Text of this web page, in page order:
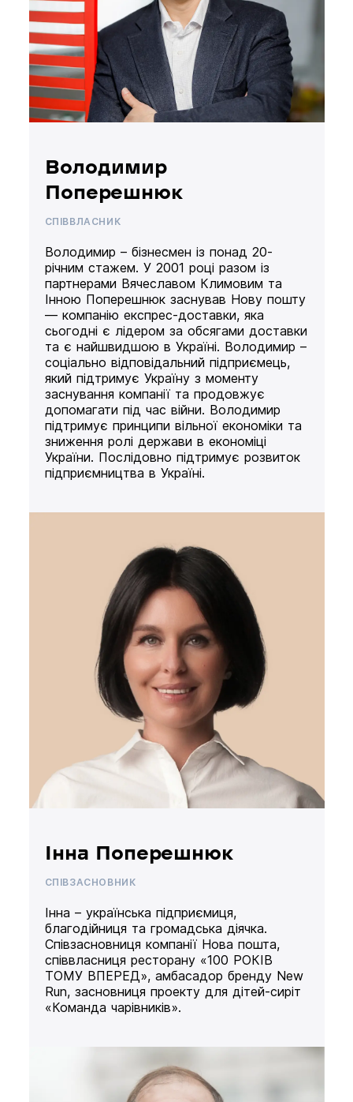
Володимир
Поперешнюк
СПІВВЛАСНИК
Володимир – бізнесмен із понад 20-
річним стажем. У 2001 році разом із
партнерами Вячеславом Климовим та
Інною Поперешнюк заснував Нову пошту
— компанію експрес-доставки, яка
сьогодні є лідером за обсягами доставки
та є найшвидшою в Україні. Володимир –
соціально відповідальний підприємець,
який підтримує Україну з моменту
заснування компанії та продовжує
допомагати під час війни. Володимир
підтримує принципи вільної економіки та
зниження ролі держави в економіці
України. Послідовно підтримує розвиток
підприємництва в Україні.
Інна Поперешнюк
СПІВЗАСНОВНИК
Інна – українська підприємиця,
благодійниця та громадська діячка.
Співзасновниця компанії Нова пошта,
співвласниця ресторану «100 РОКІВ
ТОМУ ВПЕРЕД», амбасадор бренду New
Run, засновниця проекту для дітей-сиріт
«Команда чарівників».